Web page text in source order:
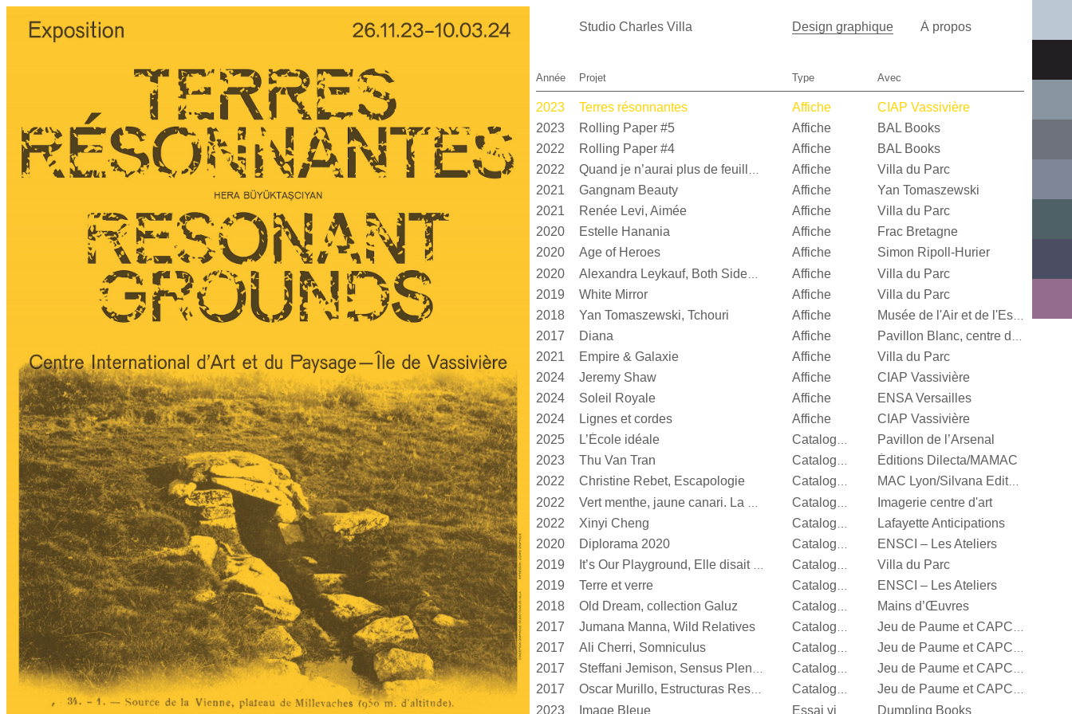
Studio Charles Villa Design graphique À propos
Année Projet Type Avec
2023 Terres résonnantes Affiche
CIAP Vassivière
2023
Rolling Paper #5 Affiche
BAL Books
2022
Rolling Paper #4 Affiche
BAL Books
2022
Quand je n’aurai plus de feuille, […] Affiche
Villa du Parc
2021
Gangnam Beauty Affiche
Yan Tomaszewski
2021
Renée Levi, Aimée Affiche
Villa du Parc
2020
Estelle Hanania Affiche
Frac Bretagne
2020
Age of Heroes Affiche
Simon Ripoll-Hurier
2020
Alexandra Leykauf, Both Sides Now Affiche
Villa du Parc
2019
White Mirror Affiche
Villa du Parc
2018
Yan Tomaszewski, Tchouri Affiche
2017 Diana Affiche
2021 Empire & Galaxie Affiche
Villa du Parc
2024
Jeremy Shaw Affiche
CIAP Vassivière
2024
Soleil Royale Affiche
ENSA Versailles
2024
Lignes et cordes Affiche
CIAP Vassivière
2025
L’École idéale Catalogue d’exposition
Pavillon de l’Arsenal
2023
Thu Van Tran Catalogue d’exposition
Éditions Dilecta/MAMAC
2022
Christine Rebet, Escapologie Catalogue d’exposition MAC Lyon/Silvana Editoriale
2022
Imagerie centre d'art
2022
Xinyi Cheng
Lafayette Anticipations
2020
Diplorama 2020
ENSCI – Les Ateliers
2019
Villa du Parc
2019
Terre et verre
ENSCI – Les Ateliers
2018
Old Dream, collection Galuz Catalogue d’exposition
Mains d’Œuvres
2017
Jumana Manna, Wild Relatives Catalogue d’exposition Jeu de Paume et CAPC Bordeaux
2017 Ali Cherri, Somniculus Catalogue d’exposition Jeu de Paume et CAPC Bordeaux
2017 Steffani Jemison, Sensus Plenior Catalogue d’exposition Jeu de Paume et CAPC Bordeaux
2017 Oscar Murillo, Estructuras Resonantes Catalogue d’exposition Jeu de Paume et CAPC Bordeaux
2023 Image Bleue Dumpling Books